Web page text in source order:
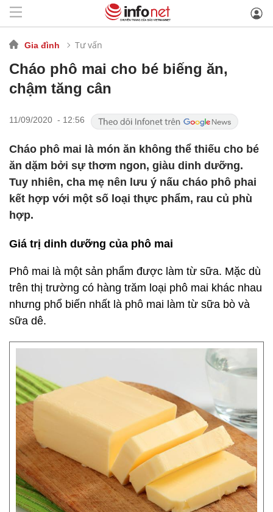
Gia đình Tư vấn
Cháo phô mai cho bé biếng ăn,
chậm tăng cân
11/09/2020 - 12:56
Cháo phô mai là món ăn không thể thiếu cho bé
ăn dặm bởi sự thơm ngon, giàu dinh dưỡng.
Tuy nhiên, cha mẹ nên lưu ý nấu cháo phô phai
kết hợp với một số loại thực phẩm, rau củ phù
hợp.
Giá trị dinh dưỡng của phô mai
Phô mai là một sản phẩm được làm từ sữa. Mặc dù
trên thị trường có hàng trăm loại phô mai khác nhau
nhưng phổ biến nhất là phô mai làm từ sữa bò và
sữa dê.